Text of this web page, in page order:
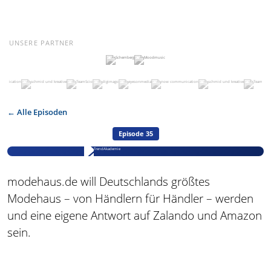
UNSERE PARTNER
← Alle Episoden
Episode 35
modehaus.de will Deutschlands größtes
Modehaus – von Händlern für Händler – werden
und eine eigene Antwort auf Zalando und Amazon
sein.